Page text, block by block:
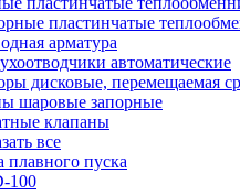
пластинчатые
арматура
автоматические
дисковые, перемещаемая
шаровые запорные
клапаны
все
плавного пуска
100